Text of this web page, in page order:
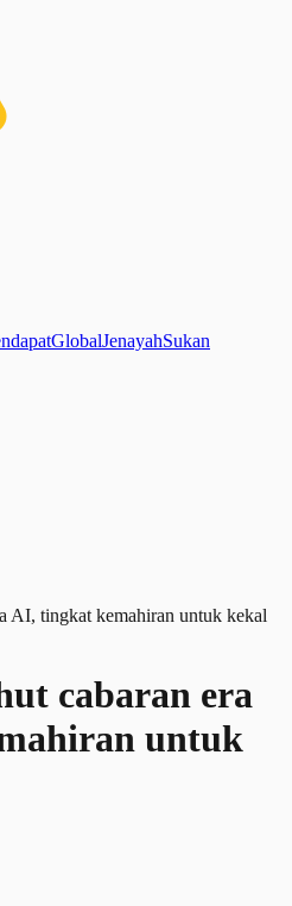
GlobalJenayahSukan
cabaran era
untuk